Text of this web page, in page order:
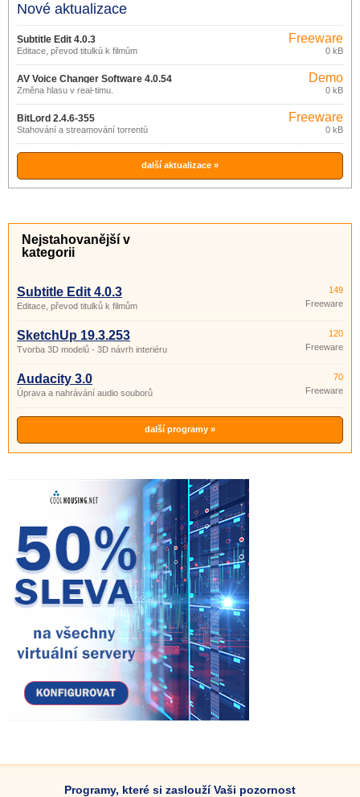
Nové aktualizace
Subtitle Edit 4.0.3
Editace, převod titulků k filmům
Freeware
0 kB
AV Voice Changer Software 4.0.54
Změna hlasu v real-timu.
Demo
0 kB
BitLord 2.4.6-355
Stahování a streamování torrentů
Freeware
0 kB
další aktualizace »
Nejstahovanější v
kategorii
Subtitle Edit 4.0.3
Editace, převod titulků k filmům
149
Freeware
SketchUp 19.3.253
Tvorba 3D modelů - 3D návrh interiéru
120
Freeware
Audacity 3.0
Úprava a nahrávání audio souborů
70
Freeware
další programy »
Programy, které si zaslouží Vaši pozornost